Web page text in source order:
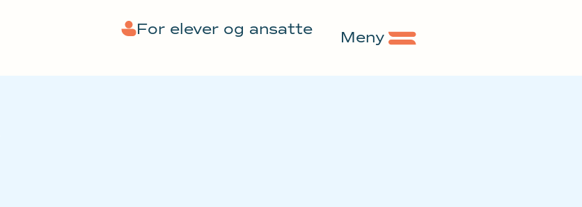
For elever og ansatte Meny